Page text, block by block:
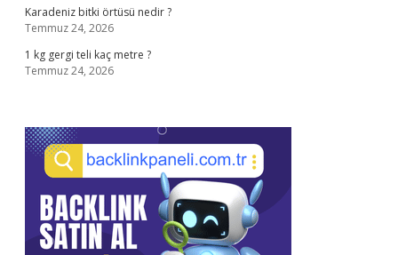
Karadeniz bitki örtüsü nedir ?
Temmuz 24, 2026
1 kg gergi teli kaç metre ?
Temmuz 24, 2026